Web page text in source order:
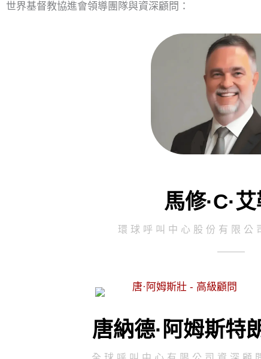
世界基督教協進會領導團隊與資深顧問：
馬修·C·
環球呼叫中心股份有限公
唐納德·阿姆斯特